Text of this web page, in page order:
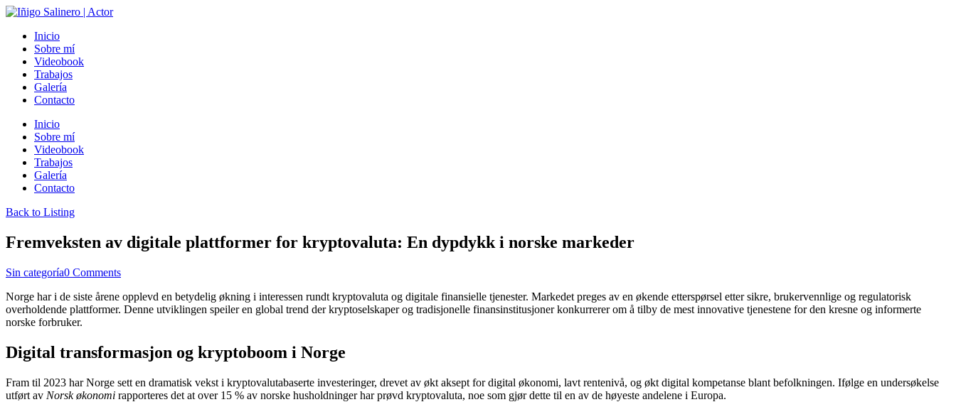
Inicio
Sobre mí
Videobook
Trabajos
Galería
Contacto
Inicio
Sobre mí
Videobook
Trabajos
Galería
Contacto
Back to Listing
Fremveksten av digitale plattformer for kryptovaluta: En dypdykk i norske markeder
Sin categoría0 Comments
Norge har i de siste årene opplevd en betydelig økning i interessen rundt kryptovaluta og digitale finansielle tjenester. Markedet preges av en økende etterspørsel etter sikre, brukervennlige og regulatorisk
overholdende plattformer. Denne utviklingen speiler en global trend der kryptoselskaper og tradisjonelle finansinstitusjoner konkurrerer om å tilby de mest innovative tjenestene for den kresne og informerte
norske forbruker.
Digital transformasjon og kryptoboom i Norge
Fram til 2023 har Norge sett en dramatisk vekst i kryptovalutabaserte investeringer, drevet av økt aksept for digital økonomi, lavt rentenivå, og økt digital kompetanse blant befolkningen. Ifølge en undersøkelse
utført av Norsk økonomi rapporteres det at over 15 % av norske husholdninger har prøvd kryptovaluta, noe som gjør dette til en av de høyeste andelene i Europa.